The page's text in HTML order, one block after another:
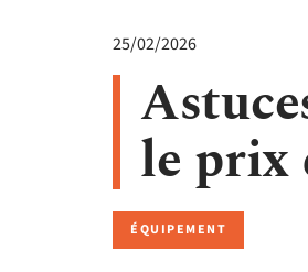
25/02/2026
le prix
ÉQUIPEMENT